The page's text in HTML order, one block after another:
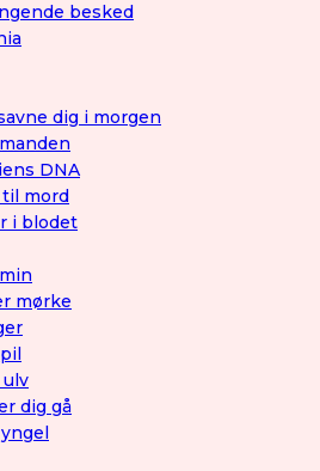
besked
dig i morgen
DNA
mord
i blodet
mørke
ulv
dig gå